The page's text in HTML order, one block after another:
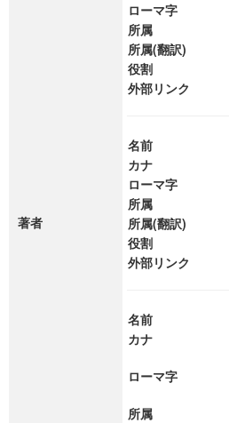
著者
ローマ字
所属
所属(翻訳)
役割
外部リンク
名前
カナ
ローマ字
所属
所属(翻訳)
役割
外部リンク
名前
カナ
ローマ字
所属